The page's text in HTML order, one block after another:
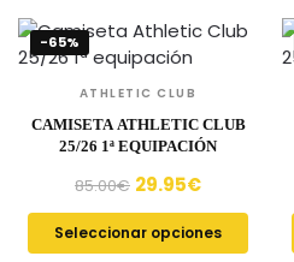
-65%
ATHLETIC CLUB
CAMISETA ATHLETIC CLUB
25/26 1ª EQUIPACIÓN
85.00€ 29.95€
Seleccionar opciones